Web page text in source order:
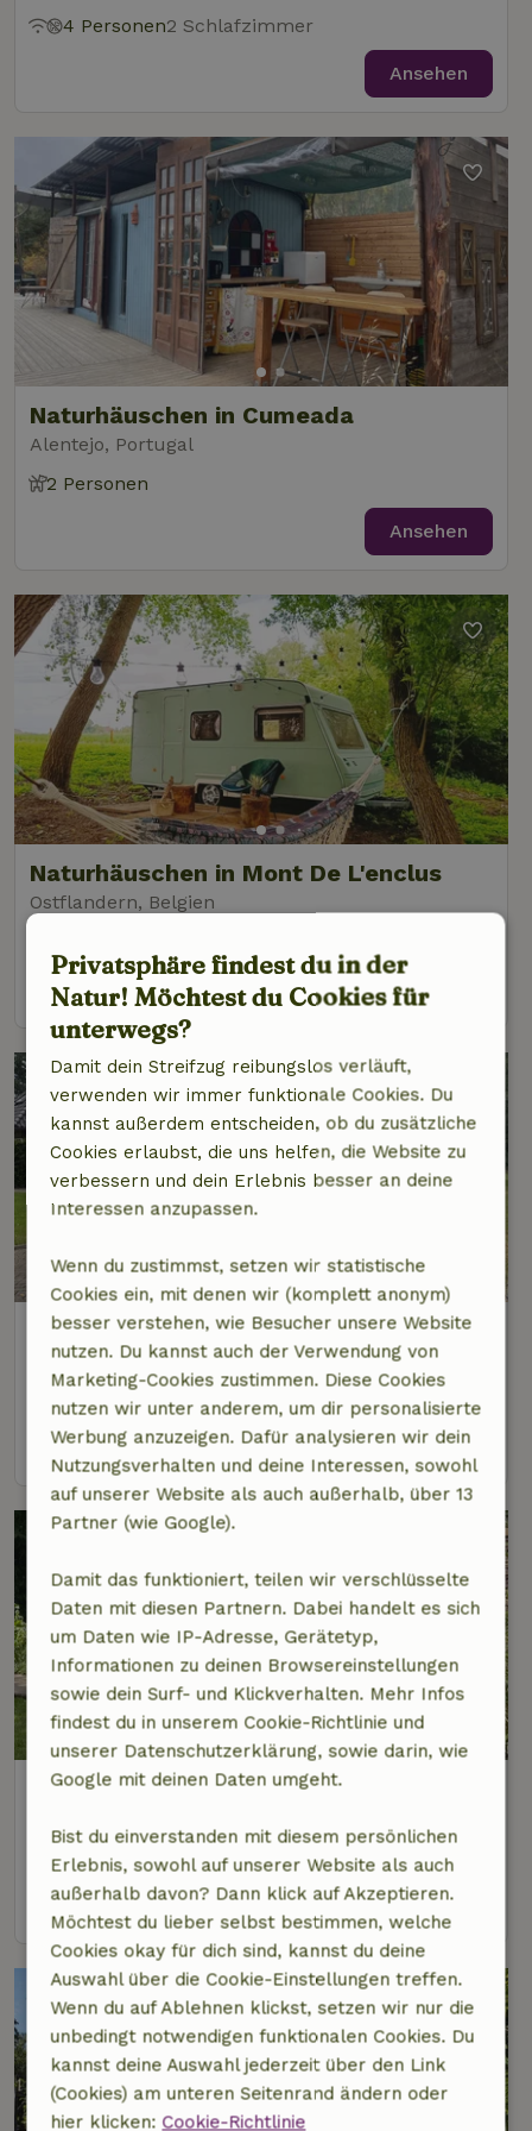
4 Personen2 Schlafzimmer
Ansehen
Naturhäuschen in Cumeada
Alentejo, Portugal
2 Personen
Ansehen
Naturhäuschen in Mont De L'enclus
Ostflandern, Belgien
Ansehen
Naturhäuschen in Rossum (ov)
Overijssel, Niederlande
2 Personen1 Schlafzimmer
Ansehen
Naturhäuschen in Scherpenzeel
2 Personen
Ansehen
Privatsphäre findest du in der
Natur! Möchtest du Cookies für
unterwegs?
Damit dein Streifzug reibungslos verläuft,
verwenden wir immer funktionale Cookies. Du
kannst außerdem entscheiden, ob du zusätzliche
Cookies erlaubst, die uns helfen, die Website zu
verbessern und dein Erlebnis besser an deine
Interessen anzupassen.
Wenn du zustimmst, setzen wir statistische
Cookies ein, mit denen wir (komplett anonym)
besser verstehen, wie Besucher unsere Website
nutzen. Du kannst auch der Verwendung von
Marketing-Cookies zustimmen. Diese Cookies
nutzen wir unter anderem, um dir personalisierte
Werbung anzuzeigen. Dafür analysieren wir dein
Nutzungsverhalten und deine Interessen, sowohl
auf unserer Website als auch außerhalb, über 13
Partner (wie Google).
Damit das funktioniert, teilen wir verschlüsselte
Daten mit diesen Partnern. Dabei handelt es sich
um Daten wie IP-Adresse, Gerätetyp,
Informationen zu deinen Browsereinstellungen
sowie dein Surf- und Klickverhalten. Mehr Infos
findest du in unserem Cookie-Richtlinie und
unserer Datenschutzerklärung, sowie darin, wie
Google mit deinen Daten umgeht.
Bist du einverstanden mit diesem persönlichen
Erlebnis, sowohl auf unserer Website als auch
außerhalb davon? Dann klick auf Akzeptieren.
Möchtest du lieber selbst bestimmen, welche
Cookies okay für dich sind, kannst du deine
Auswahl über die Cookie-Einstellungen treffen.
Wenn du auf Ablehnen klickst, setzen wir nur die
unbedingt notwendigen funktionalen Cookies. Du
kannst deine Auswahl jederzeit über den Link
(Cookies) am unteren Seitenrand ändern oder
hier klicken: Cookie-Richtlinie